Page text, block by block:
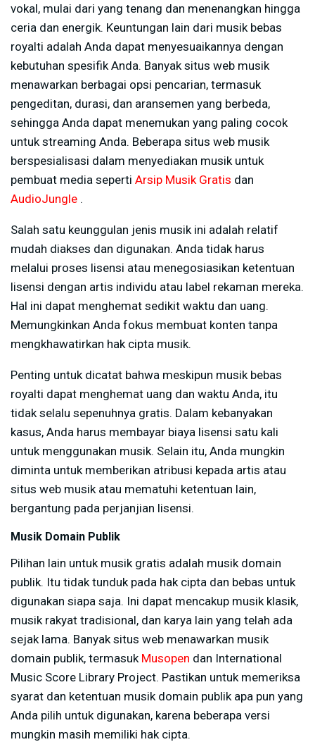
vokal, mulai dari yang tenang dan menenangkan hingga
ceria dan energik. Keuntungan lain dari musik bebas
royalti adalah Anda dapat menyesuaikannya dengan
kebutuhan spesifik Anda. Banyak situs web musik
menawarkan berbagai opsi pencarian, termasuk
pengeditan, durasi, dan aransemen yang berbeda,
sehingga Anda dapat menemukan yang paling cocok
untuk streaming Anda. Beberapa situs web musik
berspesialisasi dalam menyediakan musik untuk
pembuat media seperti Arsip Musik Gratis dan
AudioJungle .
Salah satu keunggulan jenis musik ini adalah relatif
mudah diakses dan digunakan. Anda tidak harus
melalui proses lisensi atau menegosiasikan ketentuan
lisensi dengan artis individu atau label rekaman mereka.
Hal ini dapat menghemat sedikit waktu dan uang.
Memungkinkan Anda fokus membuat konten tanpa
mengkhawatirkan hak cipta musik.
Penting untuk dicatat bahwa meskipun musik bebas
royalti dapat menghemat uang dan waktu Anda, itu
tidak selalu sepenuhnya gratis. Dalam kebanyakan
kasus, Anda harus membayar biaya lisensi satu kali
untuk menggunakan musik. Selain itu, Anda mungkin
diminta untuk memberikan atribusi kepada artis atau
situs web musik atau mematuhi ketentuan lain,
bergantung pada perjanjian lisensi.
Musik Domain Publik
Pilihan lain untuk musik gratis adalah musik domain
publik. Itu tidak tunduk pada hak cipta dan bebas untuk
digunakan siapa saja. Ini dapat mencakup musik klasik,
musik rakyat tradisional, dan karya lain yang telah ada
sejak lama. Banyak situs web menawarkan musik
domain publik, termasuk Musopen dan International
Music Score Library Project. Pastikan untuk memeriksa
syarat dan ketentuan musik domain publik apa pun yang
Anda pilih untuk digunakan, karena beberapa versi
mungkin masih memiliki hak cipta.